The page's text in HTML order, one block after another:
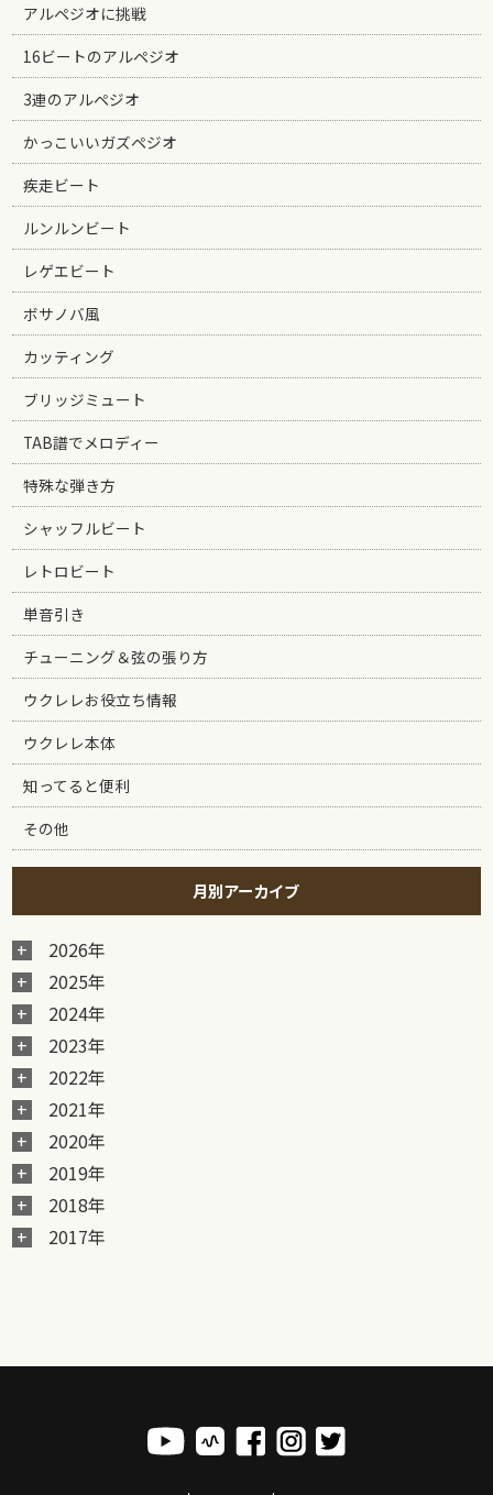
アルペジオに挑戦
16ビートのアルペジオ
3連のアルペジオ
かっこいいガズペジオ
疾走ビート
ルンルンビート
レゲエビート
ボサノバ風
カッティング
ブリッジミュート
TAB譜でメロディー
特殊な弾き方
シャッフルビート
レトロビート
単音引き
チューニング＆弦の張り方
ウクレレお役立ち情報
ウクレレ本体
知ってると便利
その他
月別アーカイブ
2026年
2025年
2024年
2023年
2022年
2021年
2020年
2019年
2018年
2017年